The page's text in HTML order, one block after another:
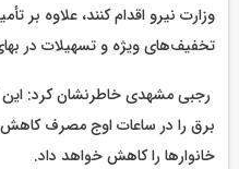
وزارت نیرو اقدام کنند، علاوه بر
تخفیف‌های ویژه و تسهیلات در
رجبی مشهدی خاطرنشان کرد: این
برق را در ساعات اوج مصرف
خانوارها را کاهش خواهد داد.